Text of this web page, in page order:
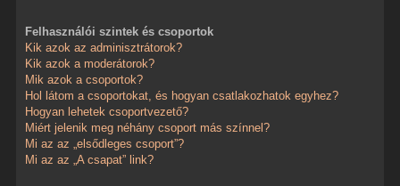
Felhasználói szintek és csoportok
Kik azok az adminisztrátorok?
Kik azok a moderátorok?
Mik azok a csoportok?
Hol látom a csoportokat, és hogyan csatlakozhatok egyhez?
Hogyan lehetek csoportvezető?
Miért jelenik meg néhány csoport más színnel?
Mi az az „elsődleges csoport”?
Mi az az „A csapat” link?